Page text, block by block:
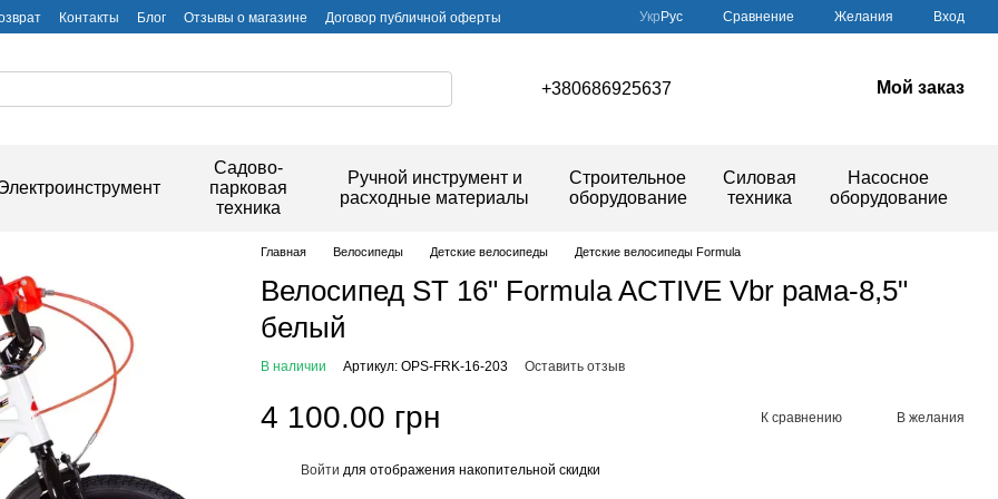
Контакты Блог Отзывы о магазине
Договор публичной оферты
Укр Рус Сравнение Желания Вход
+380686925637 Мой заказ
Садово-
парковая
техника
Ручной инструмент и
расходные материалы
Строительное
оборудование
Силовая
техника
Насосное
оборудование
Главная Велосипеды Детские велосипеды Детские велосипеды Formula
Велосипед ST 16" Formula ACTIVE Vbr рама-8,5"
белый
В наличии Артикул: OPS-FRK-16-203 Оставить отзыв
4 100.00 грн К сравнению В желания
Войти для отображения накопительной скидки